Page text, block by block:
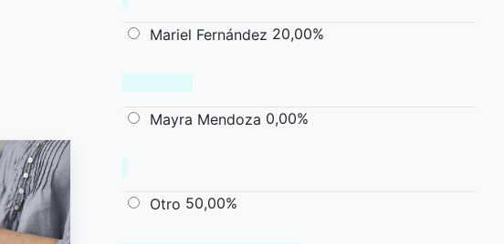
Mariel Fernández 20,00%
Mayra Mendoza 0,00%
Otro 50,00%